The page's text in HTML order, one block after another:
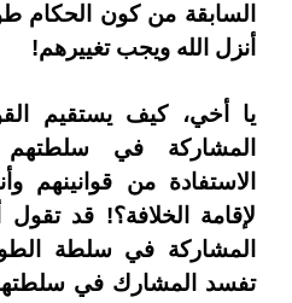
السابقة من كون الحكام
أنزل الله ويجب تغييرهم!
يا أخي، كيف يستقيم
المشاركة في
الاستفادة من
لإقامة الخلافة؟! قد
المشاركة في سلطة
تفسد المشارك في